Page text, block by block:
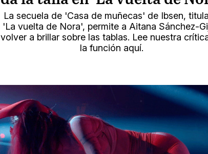
La secuela de 'Casa de muñecas' de Ibsen,
'La vuelta de Nora', permite a Aitana Sánchez-
volver a brillar sobre las tablas. Lee nuestra
la función aquí.